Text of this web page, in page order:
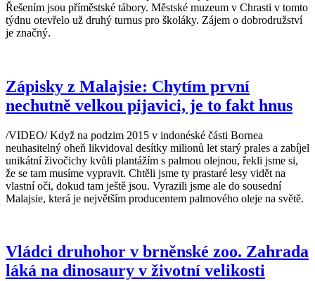
Řešením jsou příměstské tábory. Městské muzeum v Chrasti v tomto
týdnu otevřelo už druhý turnus pro školáky. Zájem o dobrodružství
je značný.
Zápisky z Malajsie: Chytím první
nechutně velkou pijavici, je to fakt hnus
/VIDEO/ Když na podzim 2015 v indonéské části Bornea
neuhasitelný oheň likvidoval desítky milionů let starý prales a zabíjel
unikátní živočichy kvůli plantážím s palmou olejnou, řekli jsme si,
že se tam musíme vypravit. Chtěli jsme ty prastaré lesy vidět na
vlastní oči, dokud tam ještě jsou. Vyrazili jsme ale do sousední
Malajsie, která je největším producentem palmového oleje na světě.
Vládci druhohor v brněnské zoo. Zahrada
láká na dinosaury v životní velikosti